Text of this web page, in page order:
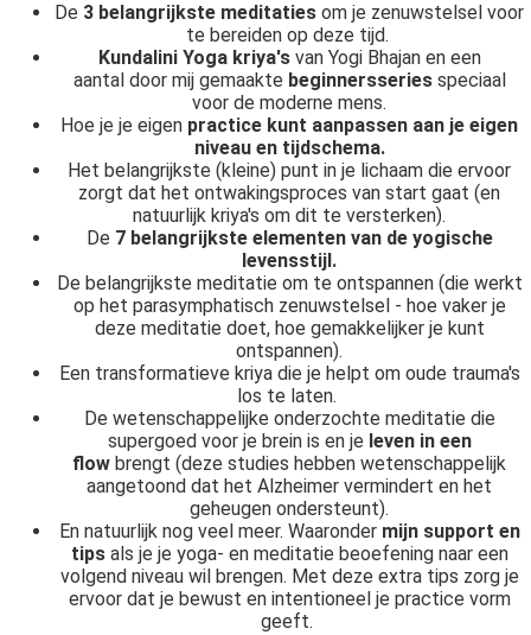
De 3 belangrijkste meditaties om je zenuwstelsel voor
te bereiden op deze tijd.
Kundalini Yoga kriya'svan Yogi Bhajan en een
aantal door mij gemaakte beginnersseriesspeciaal
voor de moderne mens.
Hoe je je eigen practice kunt aanpassen aan je eigen
niveau en tijdschema.
Het belangrijkste (kleine) punt in je lichaam die ervoor
zorgt dat het ontwakingsproces van start gaat (en
natuurlijk kriya's om dit te versterken).
De 7 belangrijkste elementen van de yogische
levensstijl.
De belangrijkste meditatie om te ontspannen (die werkt
op het parasymphatisch zenuwstelsel - hoe vaker je
deze meditatie doet, hoe gemakkelijker je kunt
ontspannen).
Een transformatieve kriya die je helpt om oude trauma's
los te laten.
De wetenschappelijke onderzochte meditatie die
supergoed voor je brein is en je leven in een
flow brengt (deze studies hebben wetenschappelijk
aangetoond dat het Alzheimer vermindert en het
geheugen ondersteunt).
En natuurlijk nog veel meer. Waaronder mijn support en
tipsals je je yoga- en meditatie beoefening naar een
volgend niveau wil brengen. Met deze extra tips zorg je
ervoor dat je bewust en intentioneel je practice vorm
geeft.